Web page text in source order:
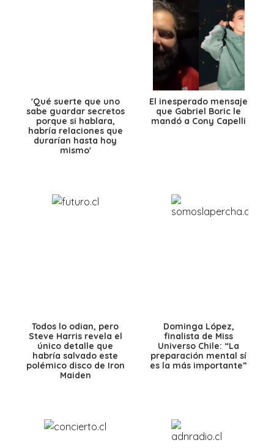
'Qué suerte que uno
sabe guardar secretos
porque si hablara,
habría relaciones que
durarían hasta hoy
mismo'
El inesperado mensaje
que Gabriel Boric le
mandó a Cony Capelli
Todos lo odian, pero
Steve Harris revela el
único detalle que
habría salvado este
polémico disco de Iron
Maiden
Dominga López,
finalista de Miss
Universo Chile: “La
preparación mental sí
es la más importante”